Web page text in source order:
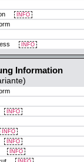
INFO
INFO
Information
INFO
INFO
INFO
INFO